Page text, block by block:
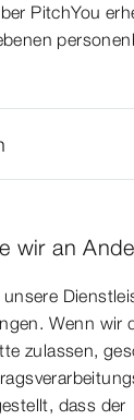
PitchYou
wir an
Wenn wir
zulassen,
dass der